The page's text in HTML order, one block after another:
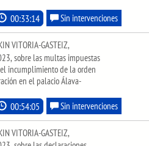
00:33:14 Sin intervenciones
VITORIA-GASTEIZ,
sobre las multas impuestas
incumplimiento de la orden
en el palacio Álava-
00:54:05 Sin intervenciones
VITORIA-GASTEIZ,